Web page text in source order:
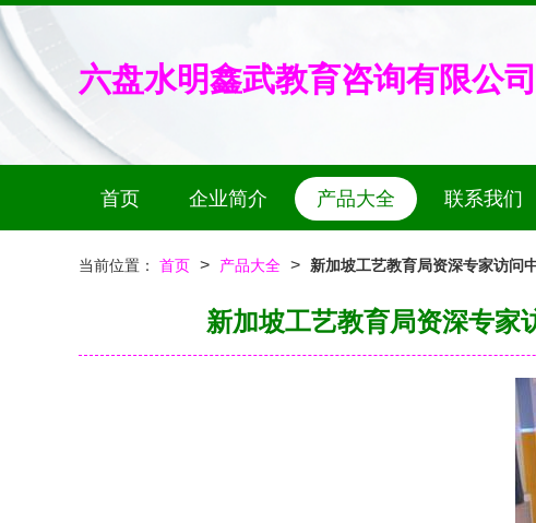
六盘水明鑫武教育咨询有限公司
首页 企业简介 产品大全 联系我们
当前位置： 首页 > 产品大全 > 新加坡工艺教育局资深专家访问
新加坡工艺教育局资深专家